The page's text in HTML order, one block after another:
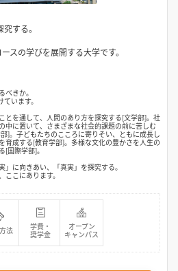
する。
スの学びを展開する大学です。
べきか。
います。
とを通して、人間のあり方を探究する[文学部]。社
中に置いて、さまざまな社会的課題の前に苦しむ
]。子どもたちのこころに寄りそい、ともに成長し
育成する[教育学部]。多様な文化の豊かさを人生の
[国際学部]。
」に向きあい、「真実」を探究する。
こにあります。
法
学費・
奨学金
オープン
キャンパス